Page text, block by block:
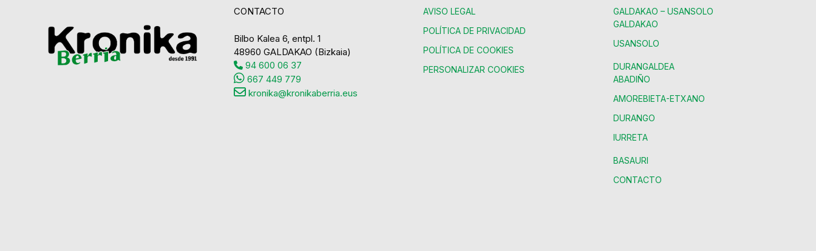
CONTACTO
Bilbo Kalea 6, entpl. 1
48960 GALDAKAO (Bizkaia)
94 600 06 37
667 449 779
kronika@kronikaberria.eus
AVISO LEGAL
POLÍTICA DE PRIVACIDAD
POLÍTICA DE COOKIES
PERSONALIZAR COOKIES
GALDAKAO – USANSOLO
GALDAKAO
USANSOLO
DURANGALDEA
ABADIÑO
AMOREBIETA-ETXANO
DURANGO
IURRETA
BASAURI
CONTACTO